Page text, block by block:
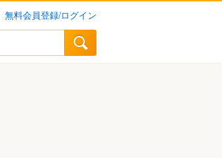
無料会員登録/ログイン